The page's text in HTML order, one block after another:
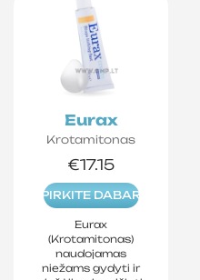
Eurax
Krotamitonas
€17.15
PIRKITE DABAR
Eurax
(Krotamitonas)
naudojamas
niežams gydyti ir